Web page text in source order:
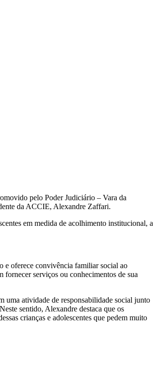
pelo Poder Judiciário – Vara da
da ACCIE, Alexandre Zaffari.
em medida de acolhimento institucional, a
oferece convivência familiar social ao
fornecer serviços ou conhecimentos de sua
atividade de responsabilidade social junto
sentido, Alexandre destaca que os
crianças e adolescentes que pedem muito